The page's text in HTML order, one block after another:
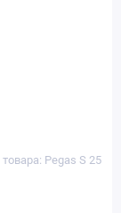
Pegas S 25